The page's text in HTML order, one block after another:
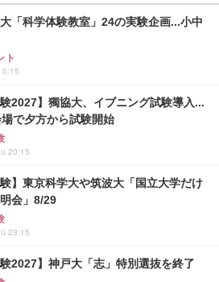
「科学体験教室」24の実験企画...小中
ト
0:15
験2027】獨協大、イブニング試験導入...
で夕方から試験開始
20:15
験】東京科学大や筑波大「国立大学だけ
会」8/29
23:15
験2027】神戸大「志」特別選抜を終了